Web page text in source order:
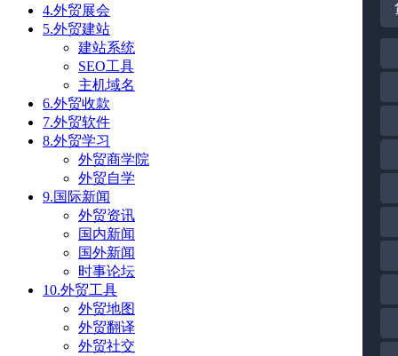
4.外贸展会
5.外贸建站
建站系统
SEO工具
主机域名
6.外贸收款
7.外贸软件
8.外贸学习
外贸商学院
外贸自学
9.国际新闻
外贸资讯
国内新闻
国外新闻
时事论坛
10.外贸工具
外贸地图
外贸翻译
外贸社交